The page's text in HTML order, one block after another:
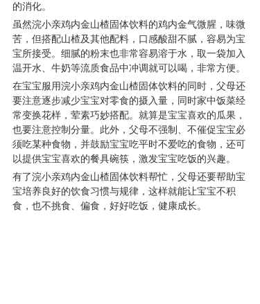
的消化。
虽然浣小亲鸡内金山楂固体饮料的鸡内金气微腥，味微
苦，但搭配山楂及其他配料，口感酸甜不腻，容易为宝
宝所接受。细腻的粉末也非常容易溶于水，取一袋加入
温开水、牛奶等流质食品中冲调就可以喝，非常方便。
在宝宝服用浣小亲鸡内金山楂固体饮料的同时，父母还
要注意逐步减少宝宝对零食的摄入量，同时家中饭菜经
常变换花样，荤素巧妙搭配。就算是宝宝喜欢的瓜果，
也要注意控制分量。此外，父母不强制、不催促宝宝必
须吃某种食物，并鼓励宝宝吃平时不爱吃的食物，还可
以提供宝宝喜欢的餐具碗筷，激发宝宝吃饭的兴趣。
有了浣小亲鸡内金山楂固体饮料帮忙，父母还要帮助宝
宝培养良好的饮食习惯与规律，这样就能让宝宝不积
食，也不挑食、偏食，好好吃饭，健康成长。